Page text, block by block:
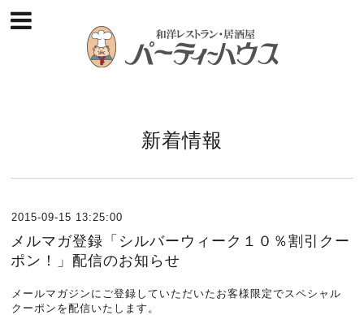
新着情報
2015-09-15 13:25:00
メルマガ登録「シルバーウィーク１０％割引クー
ポン！」配信のお知らせ
メールマガジンにご登録していただいたお客様限定でスペシャル
クーポンを配信いたします。